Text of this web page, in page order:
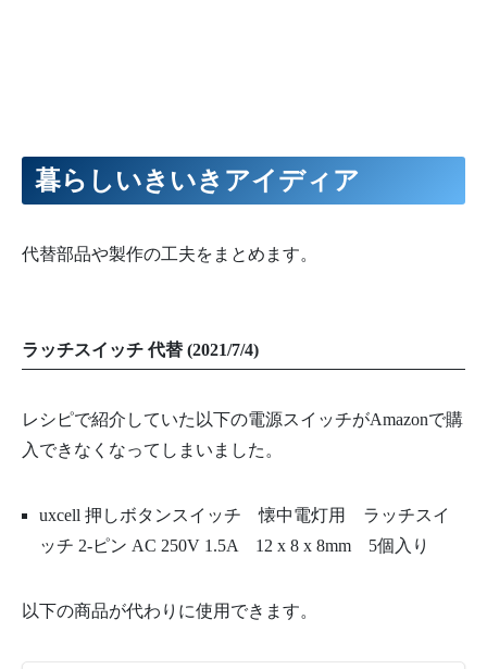
暮らしいきいきアイディア
代替部品や製作の工夫をまとめます。
ラッチスイッチ 代替 (2021/7/4)
レシピで紹介していた以下の電源スイッチがAmazonで購
入できなくなってしまいました。
uxcell 押しボタンスイッチ 懐中電灯用 ラッチスイ
ッチ 2-ピン AC 250V 1.5A 12 x 8 x 8mm 5個入り
以下の商品が代わりに使用できます。